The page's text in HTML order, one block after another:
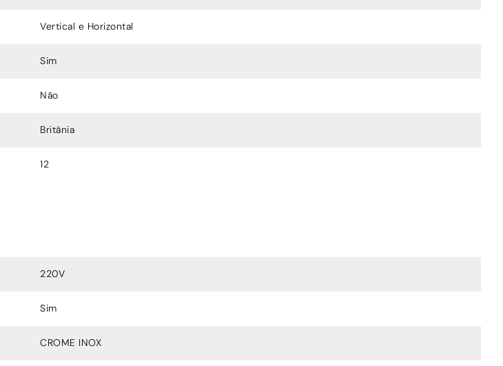
Vertical e Horizontal
Sim
Não
Britânia
12
220V
Sim
CROME INOX